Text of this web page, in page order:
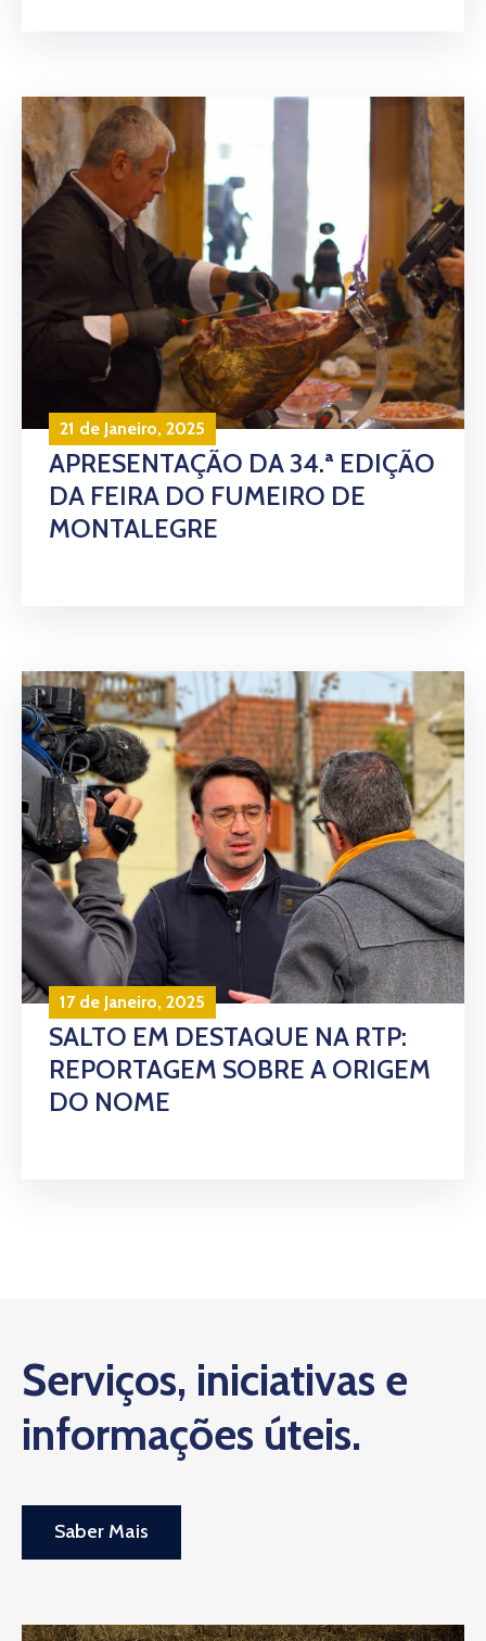
21 de Janeiro, 2025
APRESENTAÇÃO DA 34.ª EDIÇÃO
DA FEIRA DO FUMEIRO DE
MONTALEGRE
17 de Janeiro, 2025
SALTO EM DESTAQUE NA RTP:
REPORTAGEM SOBRE A ORIGEM
DO NOME
Serviços, iniciativas e
informações úteis.
Saber Mais